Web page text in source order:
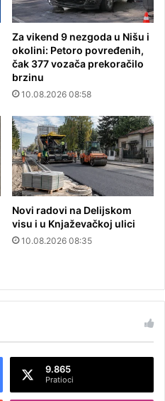
Za vikend 9 nezgoda u Nišu i
okolini: Petoro povređenih,
čak 377 vozača prekoračilo
brzinu
10.08.2026 08:58
Novi radovi na Delijskom
visu i u Knjaževačkoj ulici
10.08.2026 08:35
9.865
Pratioci